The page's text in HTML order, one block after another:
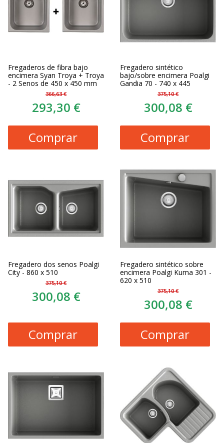
Fregaderos de fibra bajo
encimera Syan Troya + Troya
- 2 Senos de 450 x 450 mm
366,63 €
293,30 €
Comprar
Fregadero sintético
bajo/sobre encimera Poalgi
Gandia 70 - 740 x 445
375,10 €
300,08 €
Comprar
Fregadero dos senos Poalgi
City - 860 x 510
375,10 €
300,08 €
Comprar
Fregadero sintético sobre
encimera Poalgi Kuma 301 -
620 x 510
375,10 €
300,08 €
Comprar